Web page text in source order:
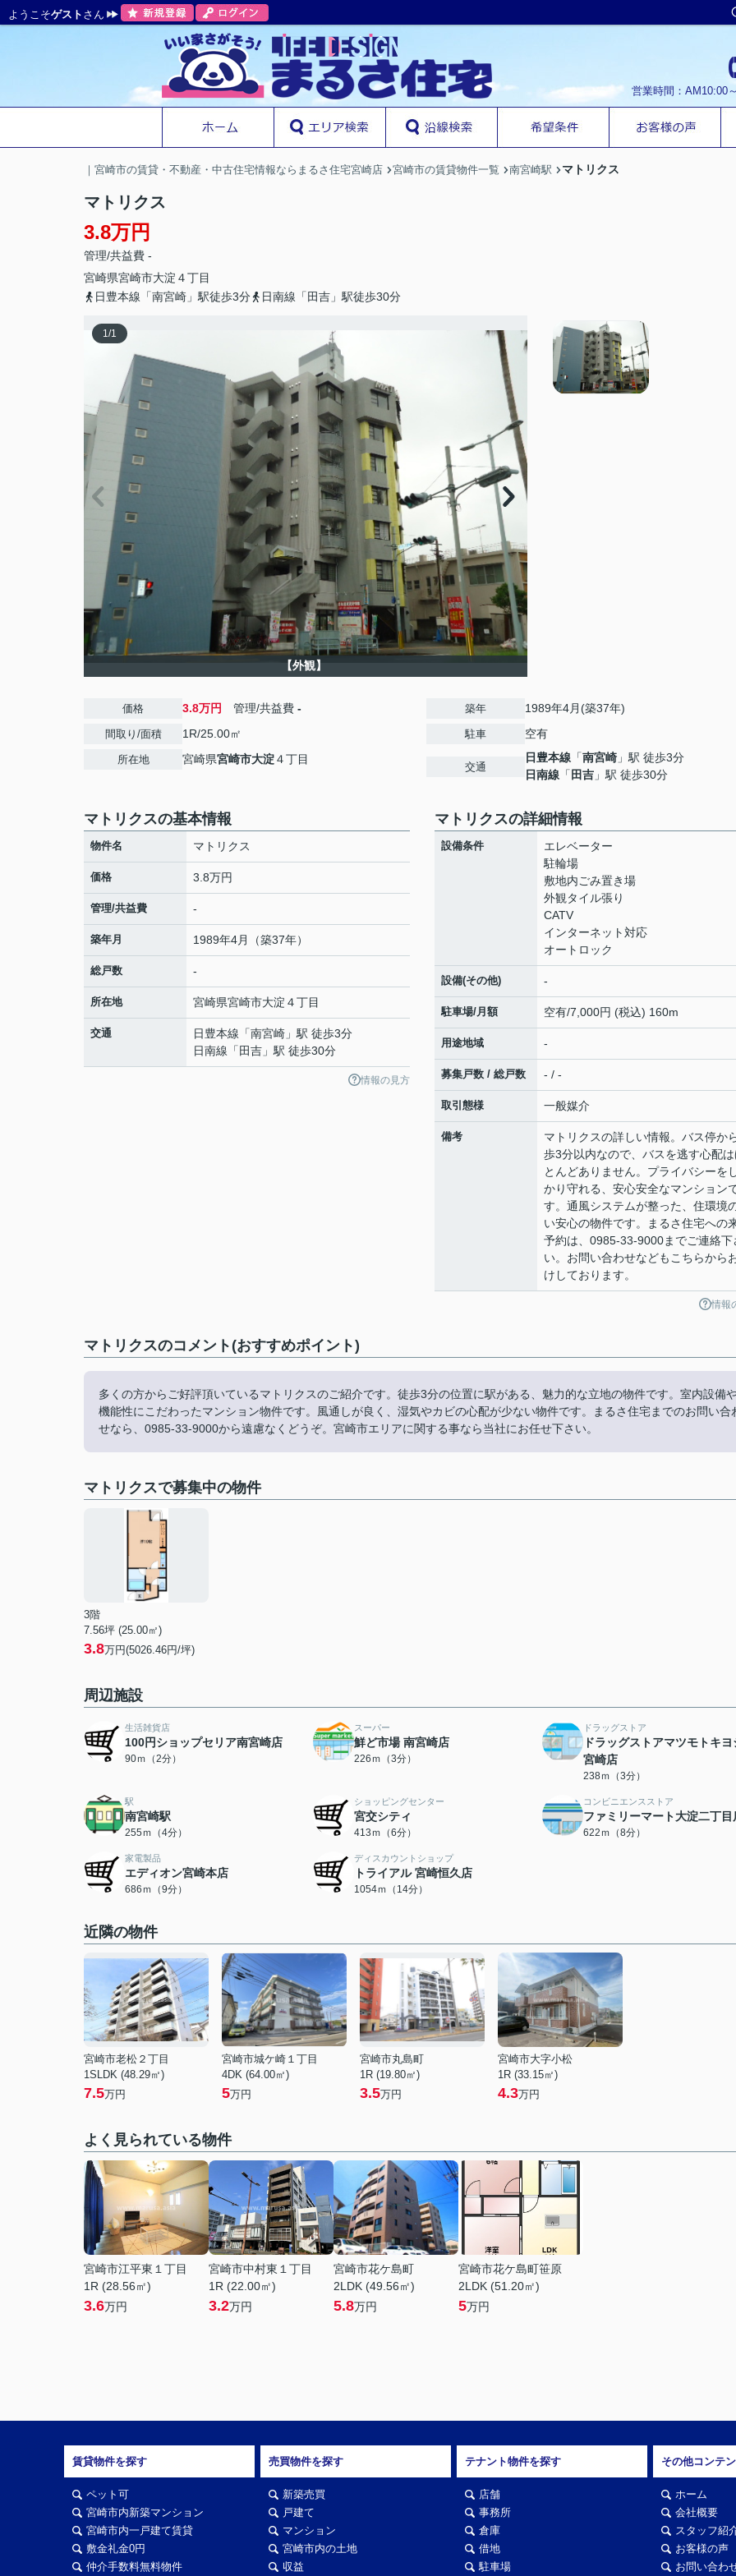
ようこそゲスト さん
営業時間：AM10:00
｜宮崎市の賃貸・不動産・中古住宅情報ならまるさ住宅宮崎店 宮崎市の賃貸物件一覧 南宮崎駅 マトリクス
マトリクス
3.8万円
管理/共益費 -
宮崎県宮崎市大淀 ４丁目
日豊本線「南宮崎」駅徒歩3分
日南線「田吉」駅徒歩30分
1/1
【外観】
価格 3.8万円 管理/共益費 -
間取り/面積 1R/25.00㎡
所在地 宮崎県宮崎市大淀４丁目
築年 1989年4月(築37年)
駐車 空有
交通
日豊本線 「南宮崎 」駅 徒歩3分
日南線 「 田吉 」駅 徒歩30分
マトリクスの基本情報
物件名 マトリクス
価格 3.8万円
管理/共益費 -
築年月 1989年4月（築37年）
総戸数 -
所在地 宮崎県宮崎市大淀 ４丁目
交通 日豊本線 「南宮崎 」駅 徒歩3分
日南線 「 田吉 」駅 徒歩30分
情報の見方
マトリクスの詳細情報
設備条件
エレベーター
駐輪場
敷地内ごみ置き場
外観タイル張り
CATV
インターネット対応
オートロック
設備(その他) -
駐車場/月額 空有/7,000円 (税込) 160m
用途地域 -
募集戸数 / 総戸数 - / -
取引態様 一般媒介
備考
マトリクスの詳しい情報。バス停か
歩3分以内なので、バスを逃す心配
とんどありません。プライバシーを
かり守れる、安心安全なマンション
す。通風システムが整った、住環境
い安心の物件です。まるさ住宅への
予約は、0985-33-9000までご連絡下
い。お問い合わせなどもこちらから
けしております。
情報
マトリクスのコメント(おすすめポイント)
多くの方からご好評頂いているマトリクスのご紹介です。徒歩3分の位置に駅がある、魅力的な立地の物件です。室内設備
機能性にこだわったマンション物件です。風通しが良く、湿気やカビの心配が少ない物件です。まるさ住宅までのお問い合
せなら、0985-33-9000から遠慮なくどうぞ。宮崎市エリアに関する事なら当社にお任せ下さい。
マトリクスで募集中の物件
3階
7.56坪 (25.00㎡)
3.8万円(5026.46円/坪)
周辺施設
生活雑貨店
100円ショップセリア南宮崎店
90ｍ（2分）
スーパー
鮮ど市場 南宮崎店
226ｍ（3分）
ドラッグストア
ドラッグストアマツモトキヨ
宮崎店
238ｍ（3分）
駅
南宮崎駅
255ｍ（4分）
ショッピングセンター
宮交シティ
413ｍ（6分）
コンビニエンスストア
ファミリーマート大淀二丁目
622ｍ（8分）
家電製品
エディオン宮崎本店
686ｍ（9分）
ディスカウントショップ
トライアル 宮崎恒久店
1054ｍ（14分）
近隣の物件
宮崎市老松２丁目
1SLDK (48.29㎡)
7.5万円
宮崎市城ケ崎１丁目
4DK (64.00㎡)
5万円
宮崎市丸島町
1R (19.80㎡)
3.5万円
宮崎市大字小松
1R (33.15㎡)
4.3万円
よく見られている物件
宮崎市江平東１丁目
1R (28.56㎡)
3.6万円
宮崎市中村東１丁目
1R (22.00㎡)
3.2万円
宮崎市花ケ島町
2LDK (49.56㎡)
5.8万円
宮崎市花ケ島町笹原
2LDK (51.20㎡)
5万円
賃貸物件を探す
ペット可
宮崎市内新築マンション
宮崎市内一戸建て賃貸
敷金礼金0円
仲介手数料無料物件
売買物件を探す
新築売買
戸建て
マンション
宮崎市内の土地
収益
テナント物件を探す
店舗
事務所
倉庫
借地
駐車場
その他コンテ
ホーム
会社概要
スタッフ紹
お客様の声
お問い合わ